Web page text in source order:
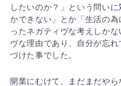
したいのか？」という問い
かできない」とか「生活の
ったネガティヴな考えしか
ヴな理由であり、自分が忘
づけた事でした。
開業にむけて、まだまだや